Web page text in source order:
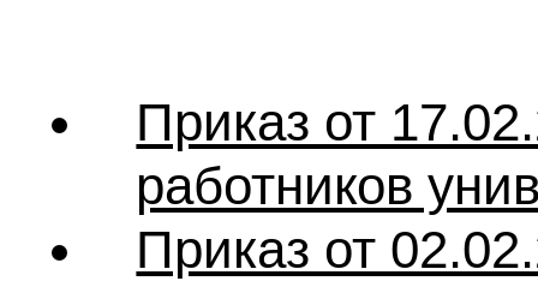
Приказ от
работников
Приказ от